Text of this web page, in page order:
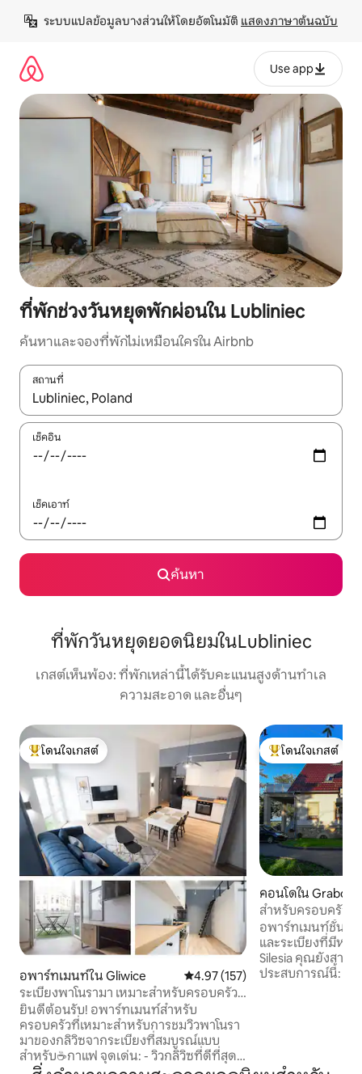
เนื้อหา
ระบบแปลข้อมูลบางส่วนให้โดยอัตโนมัติ แสดงภาษาต้นฉบับ
Use app
ที่พักช่วงวันหยุดพักผ่อนใน Lubliniec
ค้นหาและจองที่พักไม่เหมือนใครใน Airbnb
สถานที่
ใช้ลูกศรขึ้นลง หรือใช้การสัมผัสหรือปัด เพื่อสำรวจผลการค้นหา
เช็คอิน
เช็คเอาท์
ค้นหา
ที่พักวันหยุดยอดนิยมในLubliniec
เกสต์เห็นพ้อง: ที่พักเหล่านี้ได้รับคะแนนสูงด้านทำเล
ความสะอาด และอื่นๆ
โดนใจเกสต์ที่สุด
โดนใจเกสต์
อพาร์ทเมนท์ใน Gliwice คะแนนเฉลี่ย 4.97 จาก 5, 157 รีวิว
4.97 (157)
ระเบียงพาโนรามา เหมาะสำหรับครอบครัว 1
นาทีถึงจตุรัส
ยินดีต้อนรับ! อพาร์ทเมนท์สำหรับ
ครอบครัวที่เหมาะสำหรับการชมวิวพาโนรา
มาของกลิวิซจากระเบียงที่สมบูรณ์แบบ
สำหรับ☕️กาแฟ จุดเด่น: - วิวกลิวิซที่ดีที่สุด
โดนใจเกสต์ที่สุด
โดนใจเกสต์
คอนโดใน Grabów
สำหรับครอบครัวข
10 คน
อพาร์ทเมนท์ชั้นบ
และระเบียงที่มีหลั
Silesia คุณยังสาม
ประสบการณ์นี้: Sommerrodelbahn 19 กม.
Stubendorf 3 กม